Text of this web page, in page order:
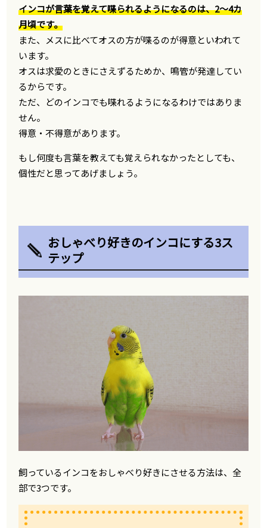
インコが言葉を覚えて喋られるようになるのは、2〜4カ
月頃です。
また、メスに比べてオスの方が喋るのが得意といわれて
います。
オスは求愛のときにさえずるためか、鳴管が発達してい
るからです。
ただ、どのインコでも喋れるようになるわけではありま
せん。
得意・不得意があります。
もし何度も言葉を教えても覚えられなかったとしても、
個性だと思ってあげましょう。
おしゃべり好きのインコにする3ス
テップ
飼っているインコをおしゃべり好きにさせる方法は、全
部で3つです。